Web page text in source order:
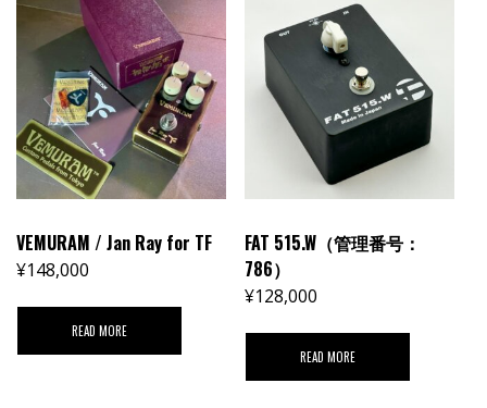
VEMURAM / Jan Ray for TF
¥148,000
READ MORE
FAT 515.W（管理番号：
786）
¥128,000
READ MORE